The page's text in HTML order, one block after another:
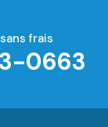
frais
0663